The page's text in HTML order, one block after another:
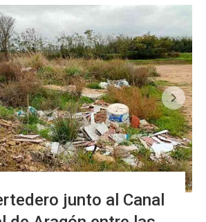
junto al Canal